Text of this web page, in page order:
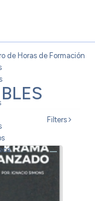
de Horas de Formación
Filters